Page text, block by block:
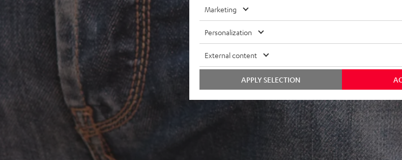
Marketing
Personalization
External content
APPLY SELECTION